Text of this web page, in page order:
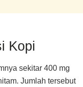
Kopi
sekitar 400 mg
Jumlah tersebut